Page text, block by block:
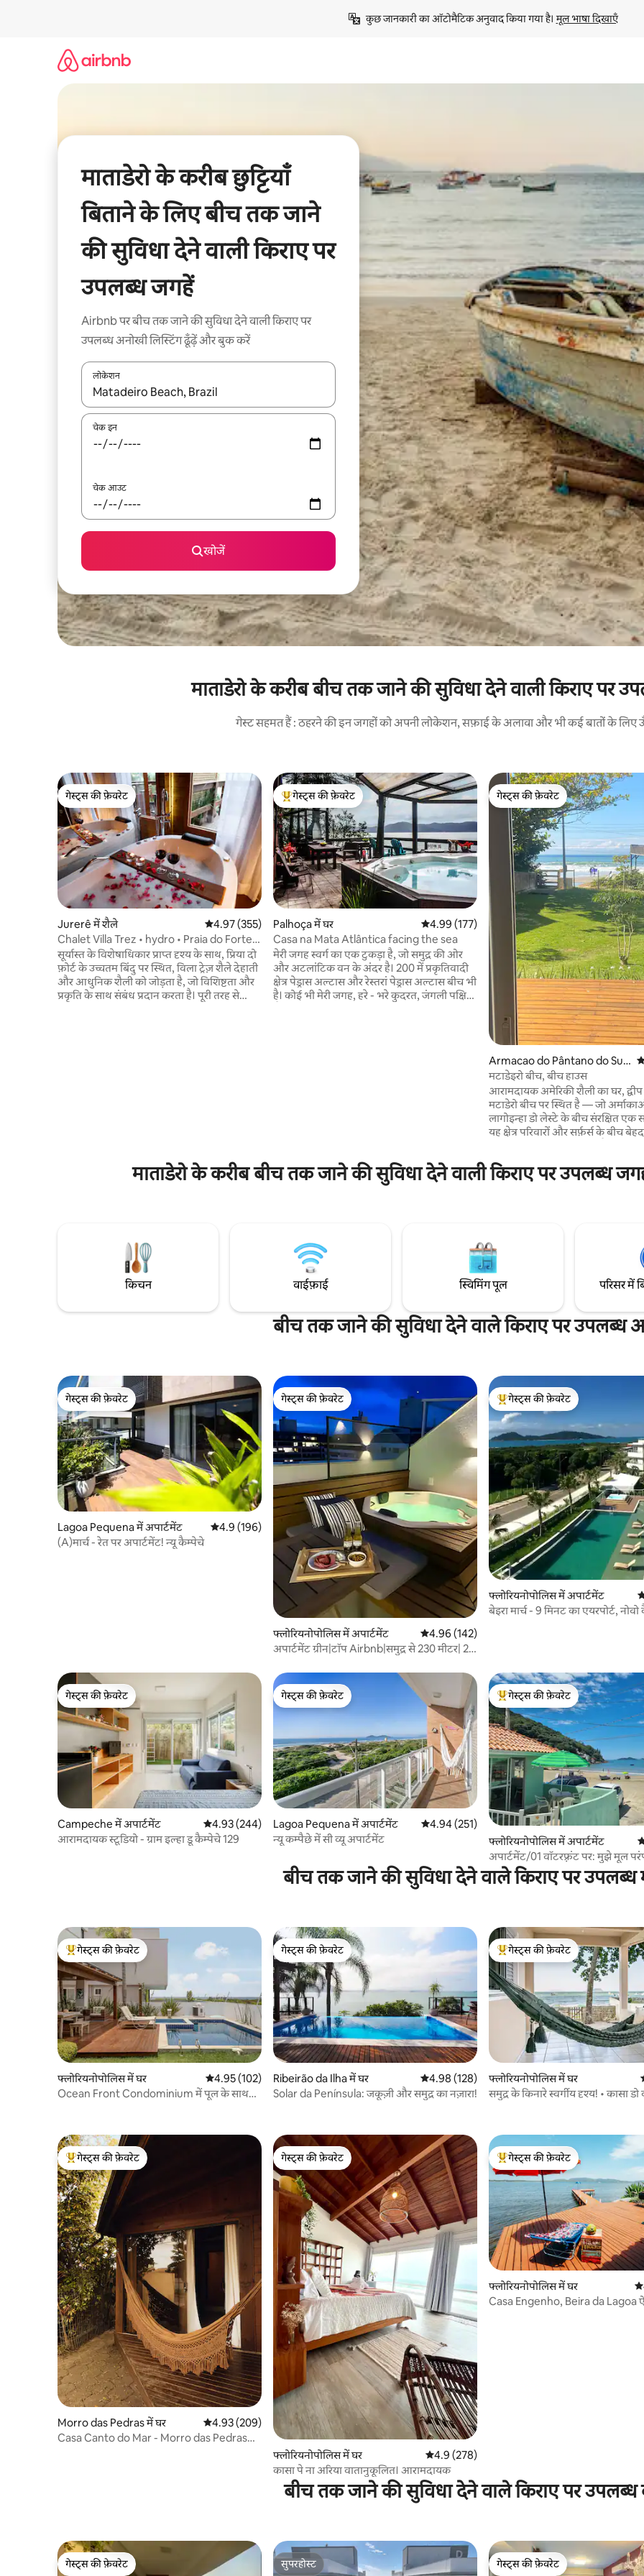
कुछ जानकारी का ऑटोमैटिक अनुवाद किया गया है। मूल भाषा दिखाएँ
माताडेरो के करीब छुट्टियाँ
बिताने के लिए बीच तक जाने
की सुविधा देने वाली किराए पर
उपलब्ध जगहें
Airbnb पर बीच तक जाने की सुविधा देने वाली किराए पर
उपलब्ध अनोखी लिस्टिंग ढूँढ़ें और बुक करें
लोकेशन
नतीजों के उपलब्ध होने पर, अप और डाउन 'ऐरो की' का इस्तेमाल करके नेविगेट करें या टच या फिर स्वाइप जेस्चर का इस्तेमाल करके एक्सप्लोर करें।
चेक इन
चेक आउट
खोजें
माताडेरो के करीब बीच तक जाने की सुविधा देने वाली किराए पर
गेस्ट सहमत हैं : ठहरने की इन जगहों को अपनी लोकेशन, सफ़ाई के अलावा और भी कई बातों के लिए
गेस्ट्स की फ़ेवरेट
गेस्ट्स की फ़ेवरेट
Jurerê में शैले औसत रेटिंग 5 में से 4.97, 355 समीक्षाएँ
4.97 (355)
Chalet Villa Trez • hydro • Praia do Forte
Jurerê
सूर्यास्त के विशेषाधिकार प्राप्त दृश्य के साथ, प्रिया दो
फ़ोर्ट के उच्चतम बिंदु पर स्थित, विला ट्रेज़ शैले देहाती
और आधुनिक शैली को जोड़ता है, जो विशिष्टता और
प्रकृति के साथ संबंध प्रदान करता है। पूरी तरह से
गेस्ट्स का टॉप फ़ेवरेट
गेस्ट्स की फ़ेवरेट
Palhoça में घर औसत रेटिंग 5 में से 4.99, 177 समीक्षाएँ
4.99 (177)
Casa na Mata Atlântica facing the sea
मेरी जगह स्वर्ग का एक टुकड़ा है, जो समुद्र की ओर
और अटलांटिक वन के अंदर है। 200 में प्रकृतिवादी
क्षेत्र पेड्रास अल्टास और रेस्तरां पेड्रास अल्टास बीच भी
है। कोई भी मेरी जगह, हरे - भरे कुदरत, जंगली पक्षियों
गेस्ट्स की फ़ेवरेट
गेस्ट्स की फ़ेवरेट
Armacao do Pântano do Sul
में घर
मटाडेइरो बीच, बीच हाउस
आरामदायक अमेरिकी शैली का घर,
मटाडेरो बीच पर स्थित है — जो
लागोइन्हा डो लेस्टे के बीच संरक्षित एक
यह क्षेत्र परिवारों और सर्फ़र्स के बीच
होते हैं। यहाँ तक पहुँचने के लिए आपको
पर करीब 10 मिनट की दूरी तय करनी
हरियाली और समुद्र के नज़ारे के साथ,
माताडेरो के करीब बीच तक जाने की सुविधा देने वाली किराए पर उपलब्ध
किचन वाईफ़ाई स्विमिंग पूल परिसर में
बीच तक जाने की सुविधा देने वाले किराए पर उपलब्ध
गेस्ट्स की फ़ेवरेट
गेस्ट्स की फ़ेवरेट
Lagoa Pequena में अपार्टमेंट औसत रेटिंग 5 में से 4.9, 196 समीक्षाएँ
4.9 (196)
(A)मार्च - रेत पर अपार्टमेंट! न्यू कैम्पेचे
गेस्ट्स की फ़ेवरेट
गेस्ट्स की फ़ेवरेट
फ्लोरियनोपोलिस में अपार्टमेंट औसत रेटिंग 5 में से 4.96, 142 समीक्षाएँ
4.96 (142)
अपार्टमेंट ग्रीन|टॉप Airbnb|समुद्र से 230 मीटर| 2
गेस्ट्स का टॉप फ़ेवरेट
गेस्ट्स की फ़ेवरेट
फ्लोरियनोपोलिस में अपार्टमेंट
बेइरा मार्च - 9 मिनट का एयरपोर्ट,
गेस्ट्स की फ़ेवरेट
गेस्ट्स की फ़ेवरेट
Campeche में अपार्टमेंट औसत रेटिंग 5 में से 4.93, 244 समीक्षाएँ
4.93 (244)
आरामदायक स्टूडियो - ग्राम इल्हा डू कैम्पेचे 129
गेस्ट्स की फ़ेवरेट
गेस्ट्स की फ़ेवरेट
Lagoa Pequena में अपार्टमेंट औसत रेटिंग 5 में से 4.94, 251 समीक्षाएँ
4.94 (251)
न्यू कम्पैछे में सी व्यू अपार्टमेंट
गेस्ट्स का टॉप फ़ेवरेट
गेस्ट्स की फ़ेवरेट
फ्लोरियनोपोलिस में अपार्टमेंट
अपार्टमेंट/01 वॉटरफ़्रंट पर: मुझे मूल
बीच तक जाने की सुविधा देने वाले किराए पर
गेस्ट्स का टॉप फ़ेवरेट
गेस्ट्स की फ़ेवरेट
फ्लोरियनोपोलिस में घर औसत रेटिंग 5 में से 4.95, 102 समीक्षाएँ
4.95 (102)
Ocean Front Condominium में पूल के साथ
गेस्ट्स की फ़ेवरेट
गेस्ट्स की फ़ेवरेट
Ribeirão da Ilha में घर औसत रेटिंग 5 में से 4.98, 128 समीक्षाएँ
4.98 (128)
Solar da Península: जकूज़ी और समुद्र का नज़ारा!
गेस्ट्स का टॉप फ़ेवरेट
गेस्ट्स की फ़ेवरेट
फ्लोरियनोपोलिस में घर
समुद्र के किनारे स्वर्गीय दृश्य! • कासा डो
गेस्ट्स का टॉप फ़ेवरेट
गेस्ट्स की फ़ेवरेट
Morro das Pedras में घर औसत रेटिंग 5 में से 4.93, 209 समीक्षाएँ
4.93 (209)
Casa Canto do Mar - Morro das Pedras
गेस्ट्स की फ़ेवरेट
गेस्ट्स की फ़ेवरेट
फ्लोरियनोपोलिस में घर औसत रेटिंग 5 में से 4.9, 278 समीक्षाएँ
4.9 (278)
कासा पे ना अरिया वातानुकूलित। आरामदायक
गेस्ट्स का टॉप फ़ेवरेट
गेस्ट्स की फ़ेवरेट
फ्लोरियनोपोलिस में घर
Casa Engenho, Beira da Lagoa
बीच तक जाने की सुविधा देने वाले किराए पर उपलब्ध
गेस्ट्स की फ़ेवरेट
गेस्ट्स की फ़ेवरेट
सुपरहोस्ट
सुपरहोस्ट
गेस्ट्स की फ़ेवरेट
गेस्ट्स की फ़ेवरेट